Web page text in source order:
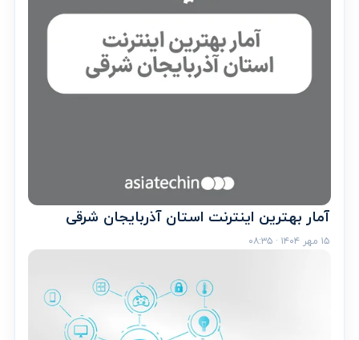
آمار بهترین اینترنت استان آذربایجان شرقی
۱۵ مهر ۱۴۰۴ · ۰۸:۳۵